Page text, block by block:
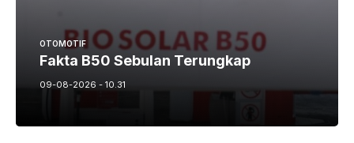
OTOMOTIF
Fakta B50 Sebulan Terungkap
09-08-2026 - 10.31